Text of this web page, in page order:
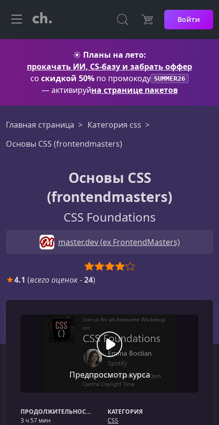
Войти
☀️ Планы на лето:
прокачать ИИ, CS-базу и забрать оффер
со скидкой 50% по промокоду SUMMER26
— активируйна странице пакетов
Главная страница
Категория css
Основы CSS (frontendmasters)
Основы CSS
(frontendmasters)
CSS Foundations
master.dev (ex FrontendMasters)
★4.1 (всего оценок-24)
Предпросмотр курса
ПРОДОЛЖИТЕЛЬНОСТЬ
3 ч 57 мин
КАТЕГОРИЯ
CSS